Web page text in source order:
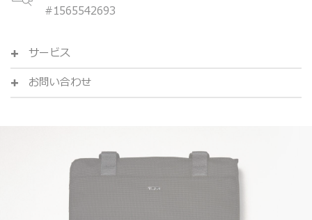
#1565542693
サービス
お問い合わせ